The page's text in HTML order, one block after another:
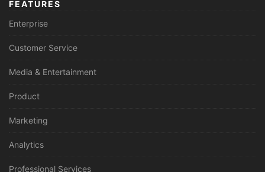
FEATURES
Enterprise
Customer Service
Media & Entertainment
Product
Marketing
Analytics
Professional Services